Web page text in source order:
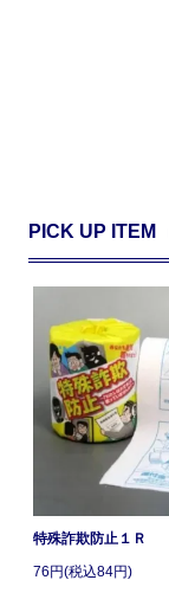
PICK UP ITEM
特殊詐欺防止１Ｒ
76円(税込84円)